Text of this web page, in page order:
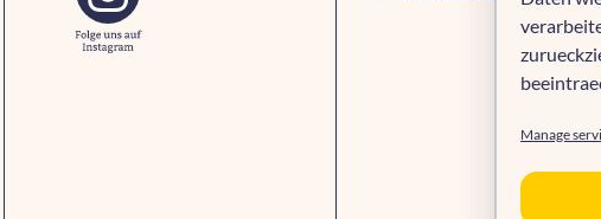
Manage